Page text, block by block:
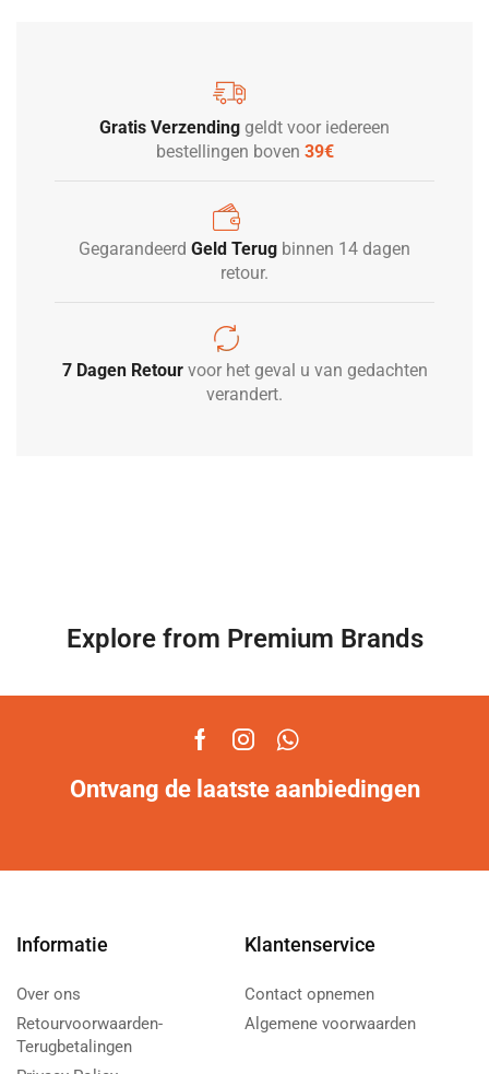
Gratis Verzending geldt voor iedereen
bestellingen boven 39€
Gegarandeerd Geld Terug binnen 14 dagen
retour.
7 Dagen Retour voor het geval u van gedachten
verandert.
Explore from Premium Brands
Ontvang de laatste aanbiedingen
Informatie
Over ons
Retourvoorwaarden-
Terugbetalingen
Klantenservice
Contact opnemen
Algemene voorwaarden